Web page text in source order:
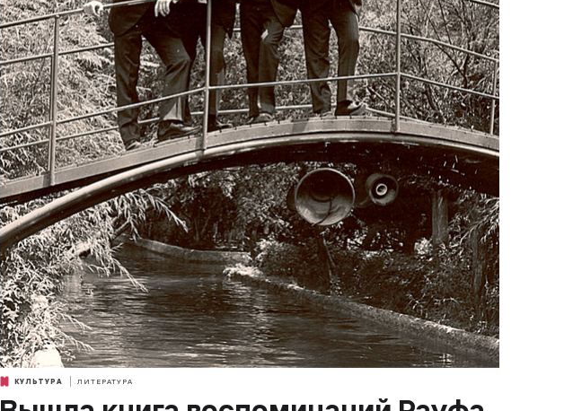
КУЛЬТУРА ЛИТЕРАТУРА